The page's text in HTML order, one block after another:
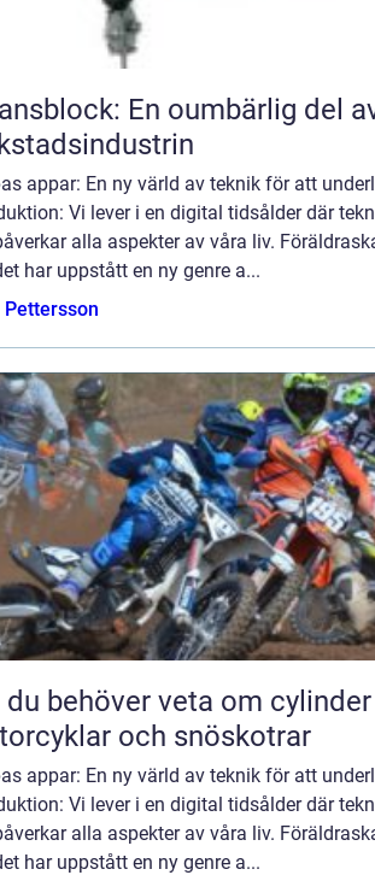
En oumbärlig del
appar: En ny värld av teknik för att
Vi lever i en digital tidsålder där
alla aspekter av våra liv.
har uppstått en ny genre a...
behöver veta om
och snöskotrar
appar: En ny värld av teknik för att
Vi lever i en digital tidsålder där
alla aspekter av våra liv.
har uppstått en ny genre a...